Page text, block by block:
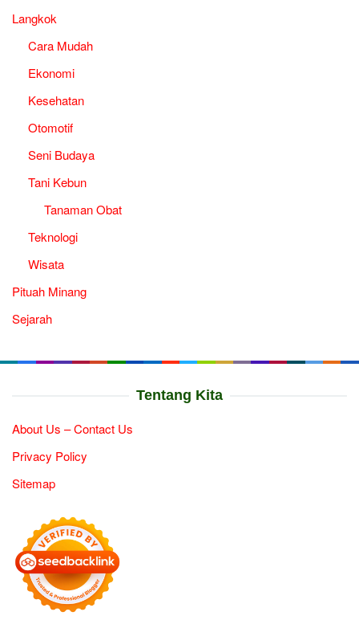
Langkok
Cara Mudah
Ekonomi
Kesehatan
Otomotif
Seni Budaya
Tani Kebun
Tanaman Obat
Teknologi
Wisata
Pituah Minang
Sejarah
Tentang Kita
About Us – Contact Us
Privacy Policy
Sitemap